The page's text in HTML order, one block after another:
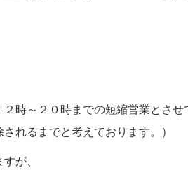
時～２０時までの短縮営業とさせ
れるまでと考えております。）
が、